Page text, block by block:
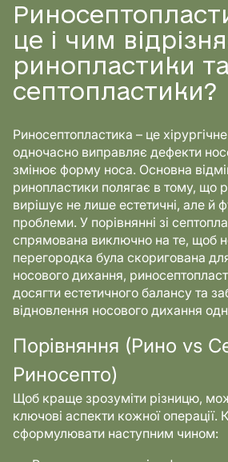
це і чим
ринопластики та
септопластики?
Риносептопластика – це
одночасно виправляє дефекти
змінює форму носа. Основна
ринопластики полягає в тому, що
вирішує не лише естетичні, але й
проблеми. У порівнянні зі
спрямована виключно на те, щоб
перегородка була скоригована
носового дихання,
досягти естетичного балансу та
відновлення носового дихання
Порівняння (Рино vs
Риносепто)
Щоб краще зрозуміти різницю,
ключові аспекти кожної операції.
сформулювати наступним чином: